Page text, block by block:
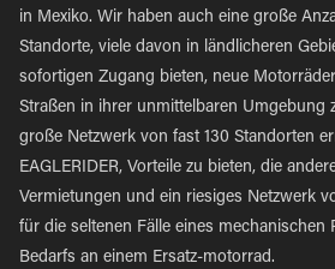
in Mexiko. Wir haben auch eine große
Standorte, viele davon in ländlicheren
sofortigen Zugang bieten, neue
Straßen in ihrer unmittelbaren Umgebung
große Netzwerk von fast 130 Standorten
EAGLERIDER, Vorteile zu bieten, die
Vermietungen und ein riesiges Netzwerk
für die seltenen Fälle eines mechanischen
Bedarfs an einem Ersatz-motorrad.